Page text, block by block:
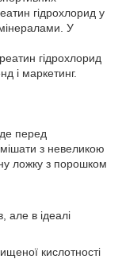
гідрохлорид у
У
гідрохлорид
і маркетинг.
перед
з невеликою
ложку з порошком
але в ідеалі
кислотності